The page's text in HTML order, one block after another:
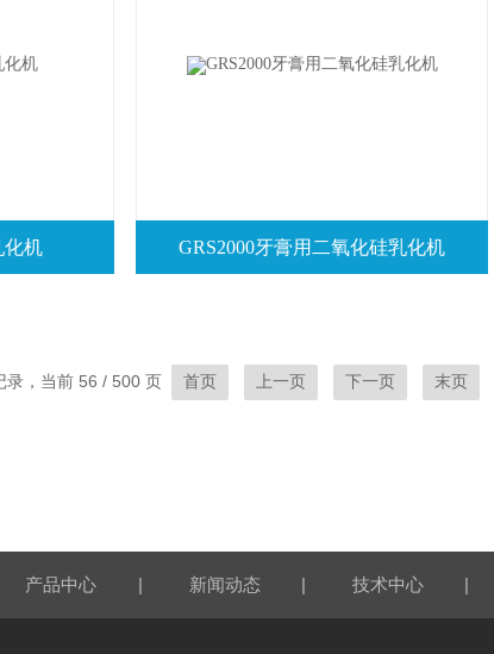
化机 GRS2000牙膏用二氧化硅乳化机
录，当前 56 / 500 页 首页 上一页 下一页 末页
产品中心 | 新闻动态 | 技术中心 |